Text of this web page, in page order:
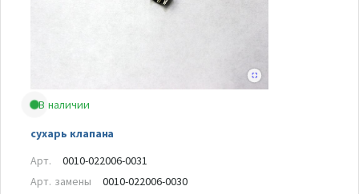
В наличии
сухарь клапана
Арт.
0010-022006-0031
Арт. замены
0010-022006-0030